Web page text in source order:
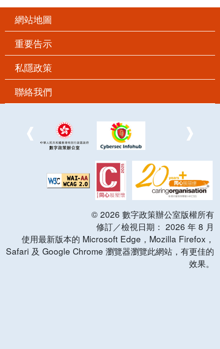
網站地圖
重要告示
私隱政策
聯絡我們
© 2026 數字政策辦公室版權所有
修訂／檢視日期： 2026 年 8 月
使用最新版本的 Microsoft Edge，Mozilla Firefox，
Safari 及 Google Chrome 瀏覽器瀏覽此網站，有更佳的
效果。